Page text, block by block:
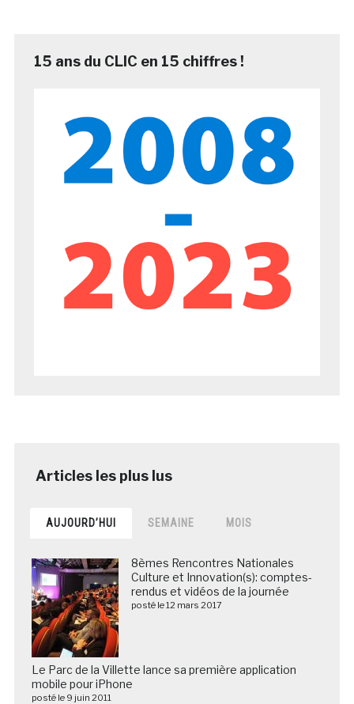
15 ans du CLIC en 15 chiffres !
AUJOURD’HUI SEMAINE MOIS
8èmes Rencontres Nationales
Culture et Innovation(s): comptes-
rendus et vidéos de la journée
posté le 12 mars 2017
Le Parc de la Villette lance sa première application
mobile pour iPhone
posté le 9 juin 2011